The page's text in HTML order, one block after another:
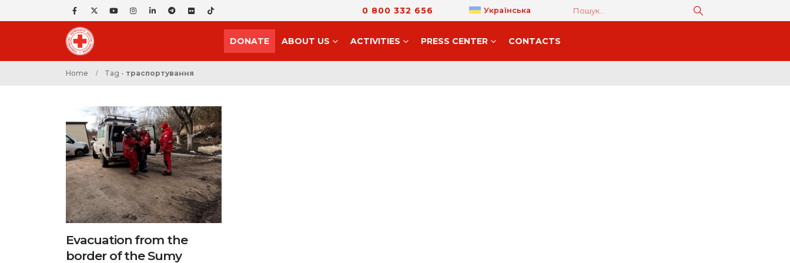
0 800 332 656 Українська
DONATE ABOUT US ACTIVITIES PRESS CENTER CONTACTS
Home Tag - траспортування
Evacuation from the
border of the Sumy